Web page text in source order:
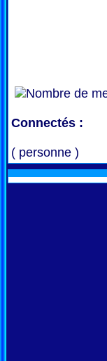
Connectés :
( personne )